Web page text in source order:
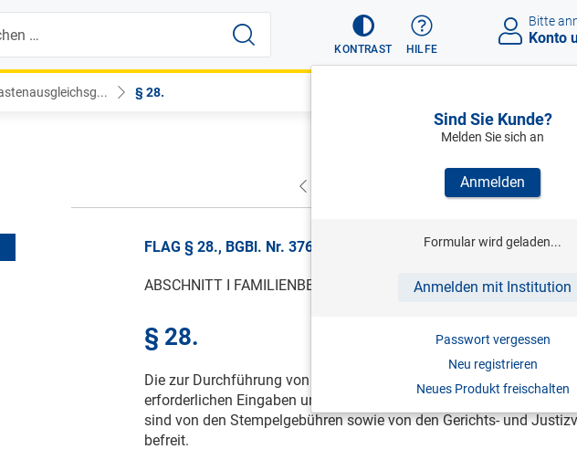
KONTRAST HILFE
Bitte
Konto
Sind Sie Kunde?
Melden Sie sich an
Anmelden
Formular wird geladen...
Anmelden mit Institution
Passwort vergessen
Neu registrieren
Neues Produkt freischalten
§ 28.
NÄCHSTER
FLAG § 28., BGBl. Nr. 376/1967, gültig ab 01.01.1968
ABSCHNITT I FAMILIENBEIHILFE
§ 28.
Die zur Durchführung von Verfahren nach den Bestimmungen
erforderlichen Eingaben und Amtshandlungen sowie die
sind von den Stempelgebühren sowie von den Gerichts- und
befreit.